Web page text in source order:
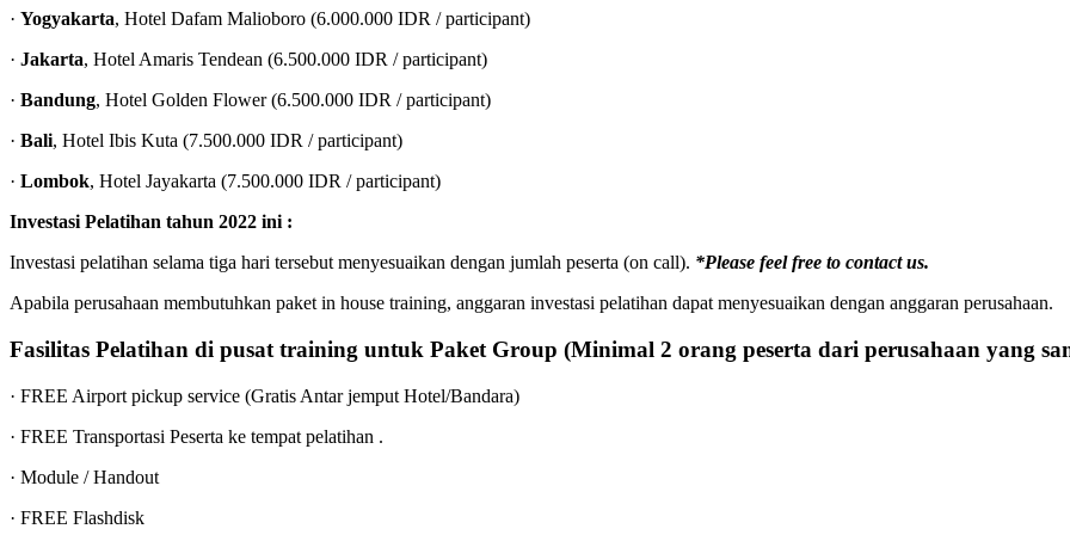
· Yogyakarta, Hotel Dafam Malioboro (6.000.000 IDR / participant)
· Jakarta, Hotel Amaris Tendean (6.500.000 IDR / participant)
· Bandung, Hotel Golden Flower (6.500.000 IDR / participant)
· Bali, Hotel Ibis Kuta (7.500.000 IDR / participant)
· Lombok, Hotel Jayakarta (7.500.000 IDR / participant)
Investasi Pelatihan tahun 2022 ini :
Investasi pelatihan selama tiga hari tersebut menyesuaikan dengan jumlah peserta (on call). *Please feel free to contact us.
Apabila perusahaan membutuhkan paket in house training, anggaran investasi pelatihan dapat menyesuaikan dengan anggaran perusahaan.
Fasilitas Pelatihan di pusat training untuk Paket Group (Minimal 2 orang peserta dari perusahaan yang
· FREE Airport pickup service (Gratis Antar jemput Hotel/Bandara)
· FREE Transportasi Peserta ke tempat pelatihan .
· Module / Handout
· FREE Flashdisk